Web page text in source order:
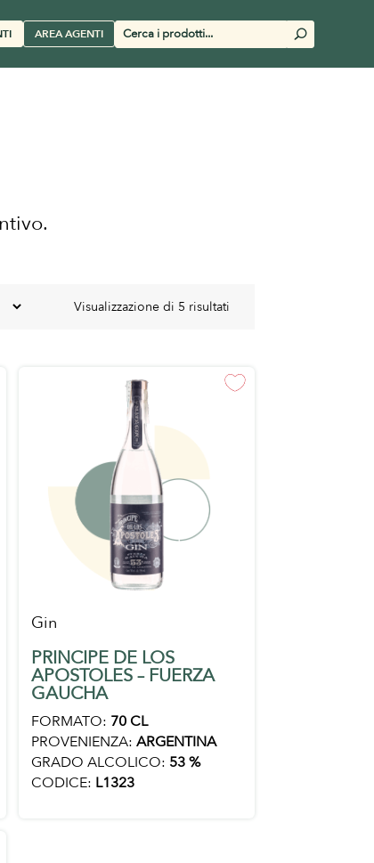
AREA AGENTI
Cerca
prodotti
U
Visualizzazione di 5 risultati
Gin
PRINCIPE DE LOS
APOSTOLES – FUERZA
GAUCHA
FORMATO: 70 CL
PROVENIENZA: ARGENTINA
GRADO ALCOLICO: 53 %
CODICE: L1323